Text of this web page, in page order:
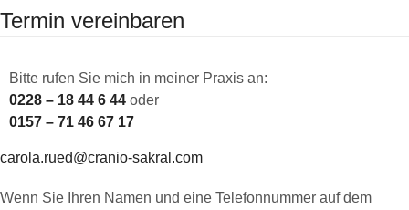
Termin vereinbaren
Bitte rufen Sie mich in meiner Praxis an:
0228 – 18 44 6 44 oder
0157 – 71 46 67 17
carola.rued@cranio-sakral.com
Wenn Sie Ihren Namen und eine Telefonnummer auf dem